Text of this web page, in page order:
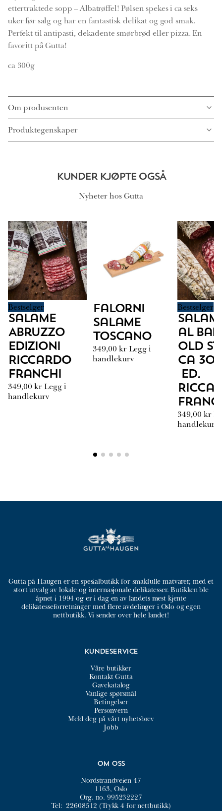
Ed.
Riccardo
Franchi
antall
ettertraktede sopp – Albatrøffel! Pølsen spekes i ca seks
uker før salg og har en fantastisk delikat og god smak.
Perfekt til antipasti, dekadente smørbrød eller pizza. En
favoritt på Gutta!
ca 300g
Om produsenten
Produktegenskaper
KUNDER KJØPTE OGSÅ
Nyheter hos Gutta
Bestselger
Salame
Abruzzo
Edizioni
Riccardo
Franchi
349,00 kr Legg i
handlekurv
Falorni
Salame
Toscano
349,00kr Legg i
handlekurv
Bestselger
al
Old
ca
Ed.
349,00kr
handlekurv
Kundeservice
Våre butikker
Kontakt Gutta
Gavekatalog
Vanlige spørsmål
Betingelser
Personvern
Meld deg på vårt nyhetsbrev
Jobb
Gutta på Haugen er en spesialbutikk for smakfulle matvarer, med et
stort utvalg av lokale og internasjonale delikatesser. Butikken ble
åpnet i 1994 og er i dag en av landets mest kjente
delikatesseforretninger med flere avdelinger i Oslo og egen
nettbutikk. Vi sender over hele landet!
Om oss
Nordstrandveien 47
1163, Oslo
Org. no. 995232227
Tel:22608512 (Trykk 4 for nettbutikk)